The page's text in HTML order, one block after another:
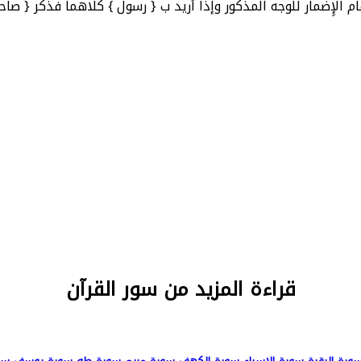
للوجه المذكور وإذا أريد ب { رسول } كلاهما فذكر {
قراءة المزيد من سور القرآن